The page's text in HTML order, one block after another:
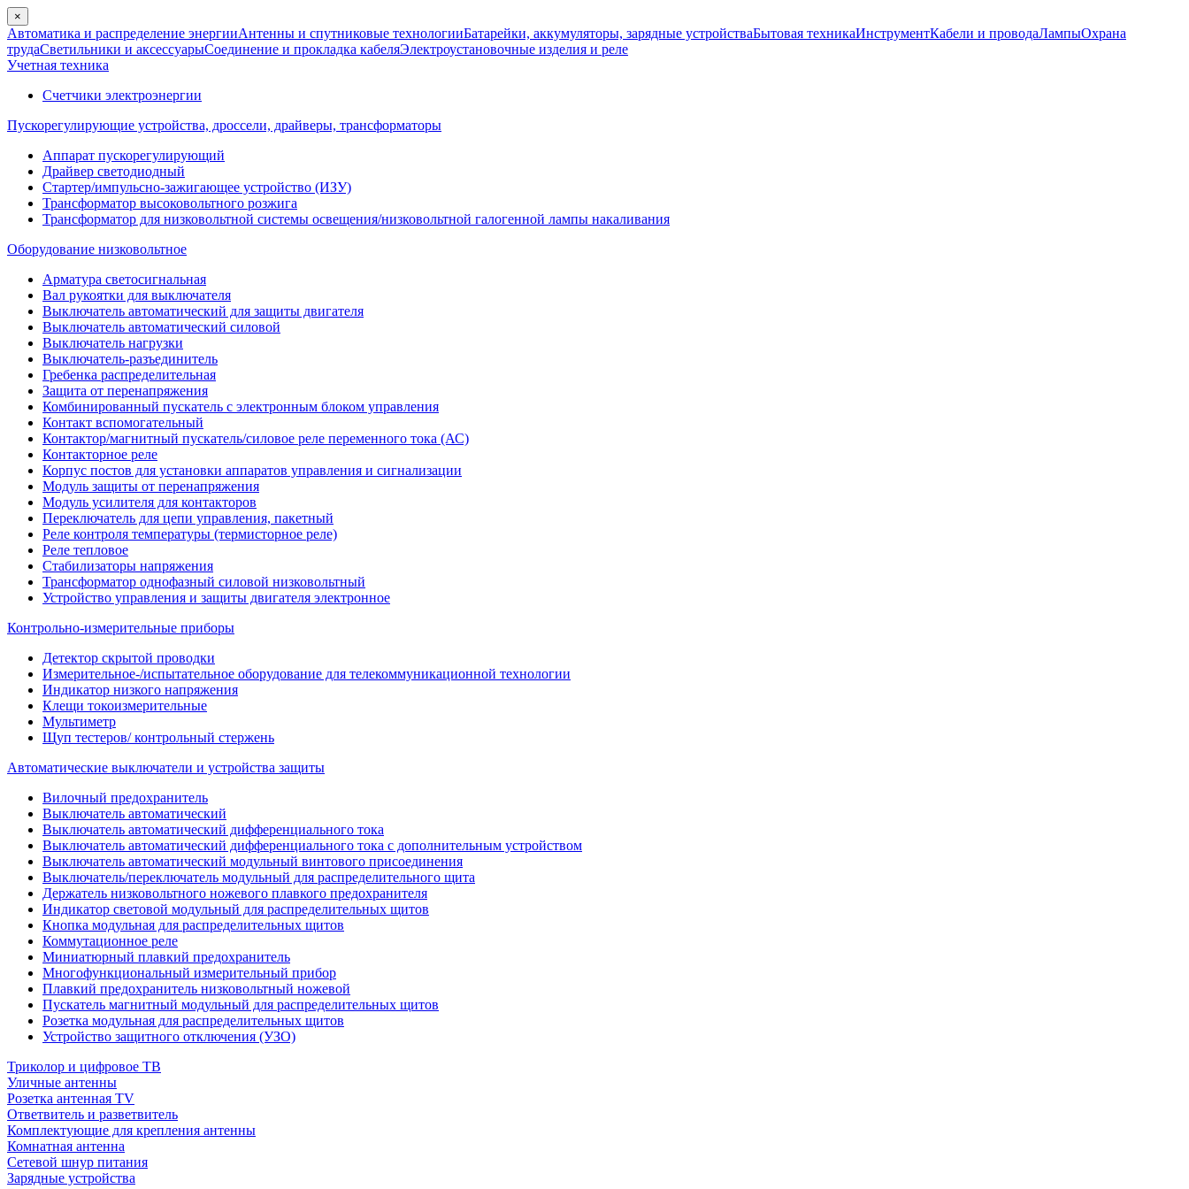
×
Автоматика и распределение энергииАнтенны и спутниковые технологииБатарейки, аккумуляторы, зарядные устройстваБытовая техникаИнструментКабели и проводаЛампыОхрана
трудаСветильники и аксессуарыСоединение и прокладка кабеляЭлектроустановочные изделия и реле
Учетная техника
Счетчики электроэнергии
Пускорегулирующие устройства, дроссели, драйверы, трансформаторы
Аппарат пускорегулирующий
Драйвер светодиодный
Стартер/импульсно-зажигающее устройство (ИЗУ)
Трансформатор высоковольтного розжига
Трансформатор для низковольтной системы освещения/низковольтной галогенной лампы накаливания
Оборудование низковольтное
Арматура светосигнальная
Вал рукоятки для выключателя
Выключатель автоматический для защиты двигателя
Выключатель автоматический силовой
Выключатель нагрузки
Выключатель-разъединитель
Гребенка распределительная
Защита от перенапряжения
Комбинированный пускатель с электронным блоком управления
Контакт вспомогательный
Контактор/магнитный пускатель/силовое реле переменного тока (АС)
Контакторное реле
Корпус постов для установки аппаратов управления и сигнализации
Модуль защиты от перенапряжения
Модуль усилителя для контакторов
Переключатель для цепи управления, пакетный
Реле контроля температуры (термисторное реле)
Реле тепловое
Стабилизаторы напряжения
Трансформатор однофазный силовой низковольтный
Устройство управления и защиты двигателя электронное
Контрольно-измерительные приборы
Детектор скрытой проводки
Измерительное-/испытательное оборудование для телекоммуникационной технологии
Индикатор низкого напряжения
Клещи токоизмерительные
Мультиметр
Щуп тестеров/ контрольный стержень
Автоматические выключатели и устройства защиты
Вилочный предохранитель
Выключатель автоматический
Выключатель автоматический дифференциального тока
Выключатель автоматический дифференциального тока с дополнительным устройством
Выключатель автоматический модульный винтового присоединения
Выключатель/переключатель модульный для распределительного щита
Держатель низковольтного ножевого плавкого предохранителя
Индикатор световой модульный для распределительных щитов
Кнопка модульная для распределительных щитов
Коммутационное реле
Миниатюрный плавкий предохранитель
Многофункциональный измерительный прибор
Плавкий предохранитель низковольтный ножевой
Пускатель магнитный модульный для распределительных щитов
Розетка модульная для распределительных щитов
Устройство защитного отключения (УЗО)
Триколор и цифровое ТВ
Уличные антенны
Розетка антенная TV
Ответвитель и разветвитель
Комплектующие для крепления антенны
Комнатная антенна
Сетевой шнур питания
Зарядные устройства